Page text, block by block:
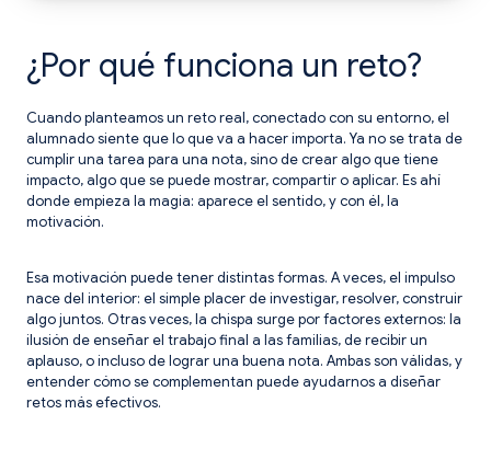
¿Por qué funciona un reto?
Cuando planteamos un reto real, conectado con su entorno, el
alumnado siente que lo que va a hacer importa. Ya no se trata de
cumplir una tarea para una nota, sino de crear algo que tiene
impacto, algo que se puede mostrar, compartir o aplicar. Es ahí
donde empieza la magia: aparece el sentido, y con él, la
motivación.
Esa motivación puede tener distintas formas. A veces, el impulso
nace del interior: el simple placer de investigar, resolver, construir
algo juntos. Otras veces, la chispa surge por factores externos: la
ilusión de enseñar el trabajo final a las familias, de recibir un
aplauso, o incluso de lograr una buena nota. Ambas son válidas, y
entender cómo se complementan puede ayudarnos a diseñar
retos más efectivos.